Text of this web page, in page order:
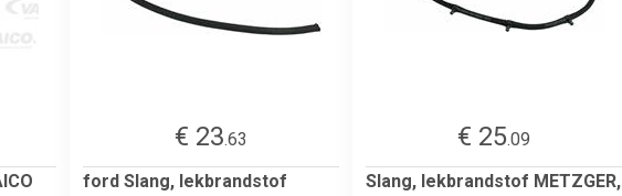
€ 23.63
ford Slang, lekbrandstof
€ 25.09
Slang, lekbrandstof METZGER,